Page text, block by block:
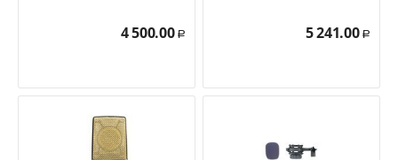
4 500.00 Р 5 241.00 Р